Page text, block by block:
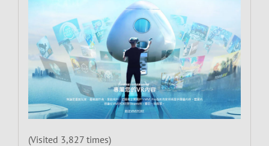
(Visited 3,827 times)